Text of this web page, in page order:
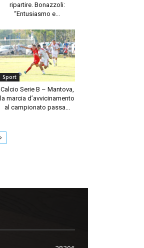
ripartire. Bonazzoli:
“Entusiasmo e...
Sport
Calcio Serie B – Mantova,
la marcia d’avvicinamento
al campionato passa...